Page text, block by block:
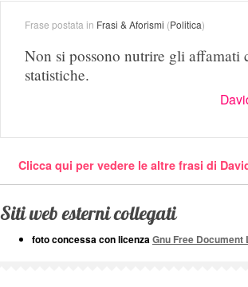
Frase postata in Frasi & Aforismi (Politica)
Non si possono nutrire gli affamati
statistiche.
Clicca qui per vedere le altre frasi di
Siti web esterni collegati
foto concessa con licenzaGnu Free Document